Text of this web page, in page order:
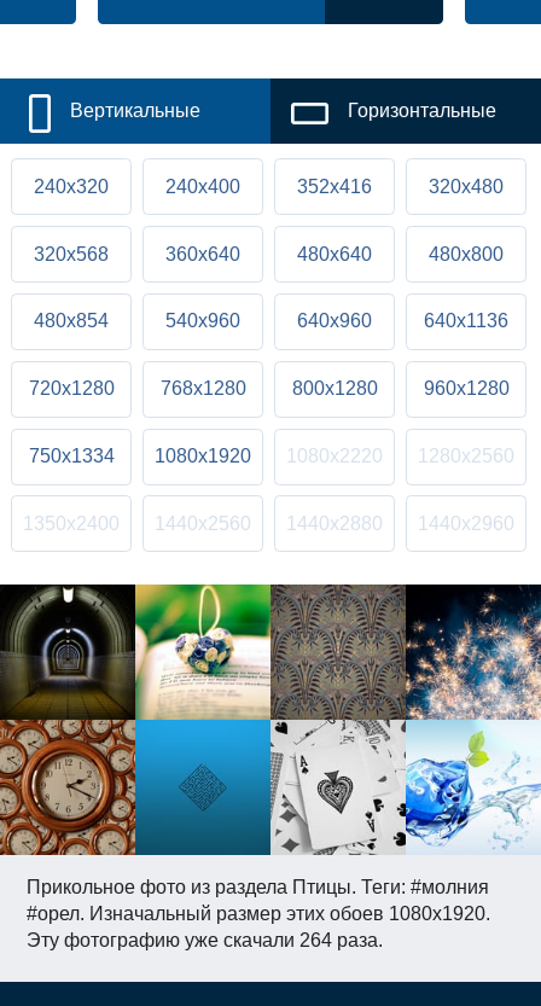
Прикольное фото из раздела Птицы. Теги: #молния
#орел. Изначальный размер этих обоев 1080x1920.
Эту фотографию уже скачали 264 раза.
Вертикальные Горизонтальные
240x320 240x400 352x416 320x480
320x568 360x640 480x640 480x800
480x854 540x960 640x960 640x1136
720x1280 768x1280 800x1280 960x1280
750x1334 1080x1920 1080x2220 1280x2560
1350x2400 1440x2560 1440x2880 1440x2960